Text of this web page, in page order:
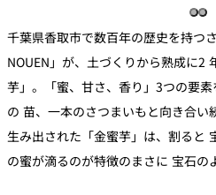
千葉県香取市で数百年の歴史を持つ
NOUEN」が、土づくりから熟成に2
芋」。「蜜、甘さ、香り」3つの要
の 苗、一本のさつまいもと向き合い
生み出された「金蜜芋」は、割ると
の蜜が滴るのが特徴のまさに 宝石の